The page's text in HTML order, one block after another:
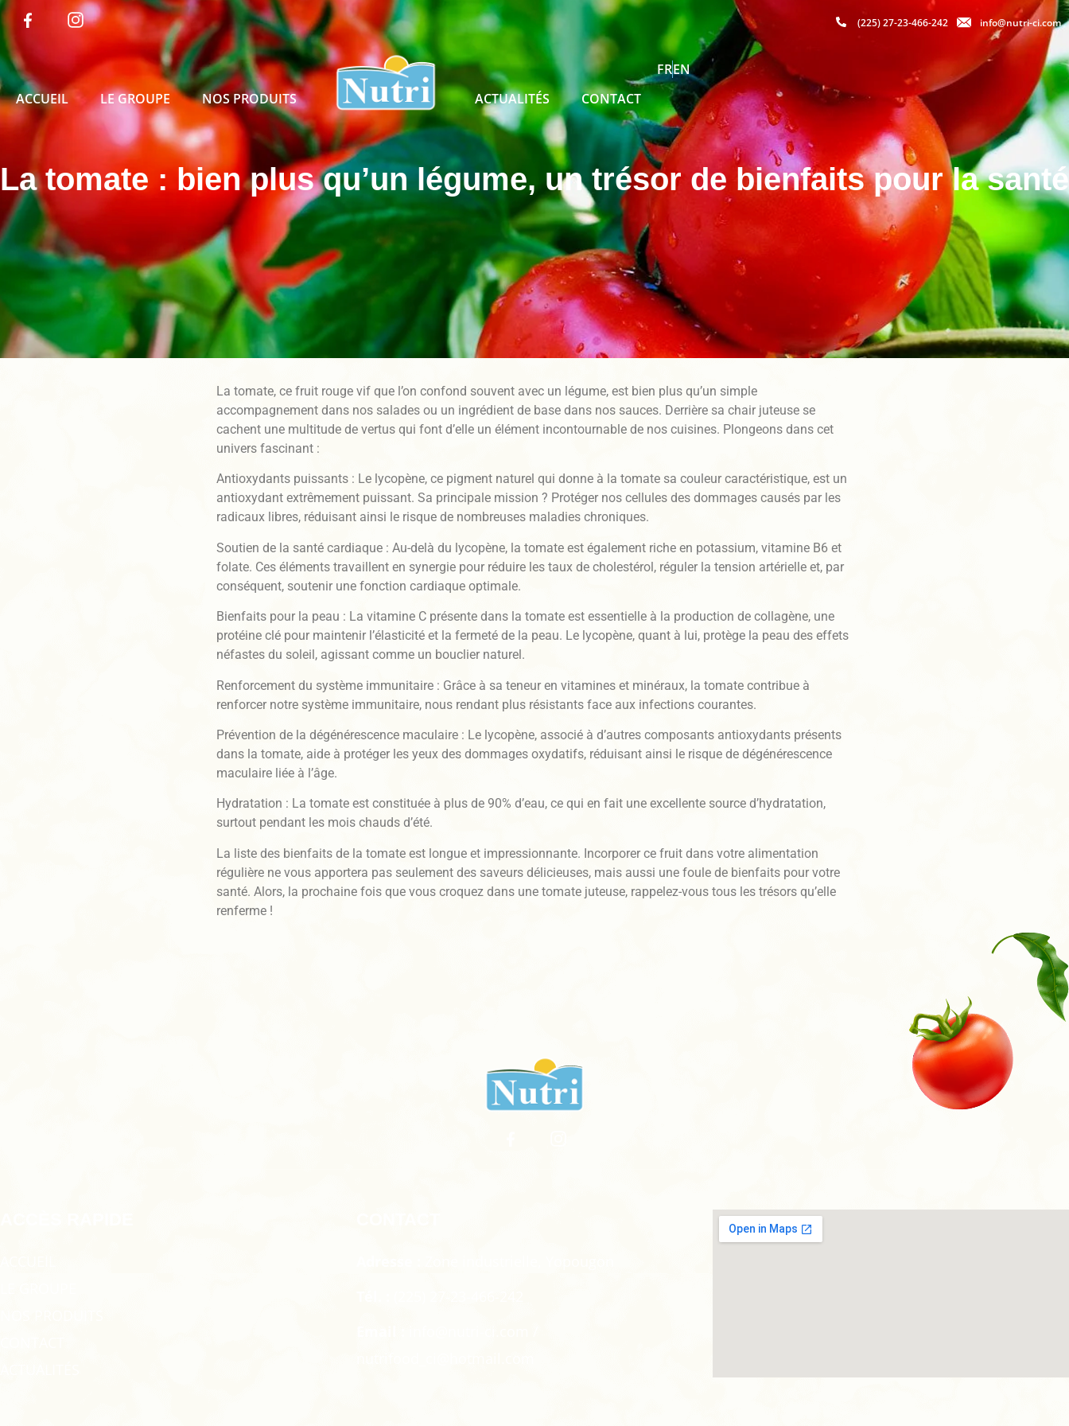
(225) 27-23-466-242 info@nutri-ci.com
ACCUEIL LE GROUPE NOS PRODUITS ACTUALITÉS CONTACT
FREN
La tomate : bien plus qu’un légume, un trésor de bienfaits pour la santé
La tomate, ce fruit rouge vif que l’on confond souvent avec un légume, est bien plus qu’un simple
accompagnement dans nos salades ou un ingrédient de base dans nos sauces. Derrière sa chair juteuse se
cachent une multitude de vertus qui font d’elle un élément incontournable de nos cuisines. Plongeons dans cet
univers fascinant :
Antioxydants puissants : Le lycopène, ce pigment naturel qui donne à la tomate sa couleur caractéristique, est un
antioxydant extrêmement puissant. Sa principale mission ? Protéger nos cellules des dommages causés par les
radicaux libres, réduisant ainsi le risque de nombreuses maladies chroniques.
Soutien de la santé cardiaque : Au-delà du lycopène, la tomate est également riche en potassium, vitamine B6 et
folate. Ces éléments travaillent en synergie pour réduire les taux de cholestérol, réguler la tension artérielle et, par
conséquent, soutenir une fonction cardiaque optimale.
Bienfaits pour la peau : La vitamine C présente dans la tomate est essentielle à la production de collagène, une
protéine clé pour maintenir l’élasticité et la fermeté de la peau. Le lycopène, quant à lui, protège la peau des effets
néfastes du soleil, agissant comme un bouclier naturel.
Renforcement du système immunitaire : Grâce à sa teneur en vitamines et minéraux, la tomate contribue à
renforcer notre système immunitaire, nous rendant plus résistants face aux infections courantes.
Prévention de la dégénérescence maculaire : Le lycopène, associé à d’autres composants antioxydants présents
dans la tomate, aide à protéger les yeux des dommages oxydatifs, réduisant ainsi le risque de dégénérescence
maculaire liée à l’âge.
Hydratation : La tomate est constituée à plus de 90% d’eau, ce qui en fait une excellente source d’hydratation,
surtout pendant les mois chauds d’été.
La liste des bienfaits de la tomate est longue et impressionnante. Incorporer ce fruit dans votre alimentation
régulière ne vous apportera pas seulement des saveurs délicieuses, mais aussi une foule de bienfaits pour votre
santé. Alors, la prochaine fois que vous croquez dans une tomate juteuse, rappelez-vous tous les trésors qu’elle
renferme !